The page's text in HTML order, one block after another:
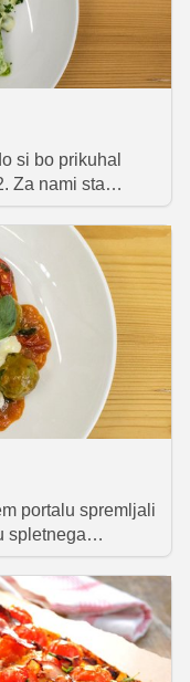
z njo poklepetali o
si bo prikuhal
Za nami sta
so se v pripravi
štiri dekleta, in
Cimermančič in
je čas, da
kulinarične
stroge žirante.
portalu spremljali
spletnega
ki se je s
Tokrat sta si
sta Daša Fiegl in
idejo, kuhanjem
ki so morali na